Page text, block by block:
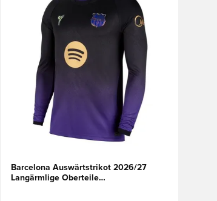
Barcelona Auswärtstrikot 2026/27
Langärmlige Oberteile